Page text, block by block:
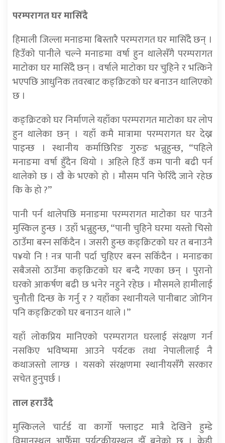
परम्परागत घर मासिँदै
हिमाली जिल्ला मनाङमा बिस्तारै परम्परागत घर मासिँदै छन् ।
हिउँको पानीले चल्ने मनाङमा वर्षा हुन थालेसँगै परम्परागत
माटोका घर मासिँदै छन् । वर्षाले माटोका घर चुहिने र भत्किने
भएपछि आधुनिक तवरबाट कङ्क्रिटको घर बनाउन थालिएको
छ ।
कङ्क्रिटको घर निर्माणले यहाँका परम्परागत माटोका घर लोप
हुन थालेका छन् । यहाँ कमै मात्रामा परम्परागत घर देख्न
पाइन्छ । स्थानीय कर्माछिरिङ गुरुङ भन्नुहुन्छ, “पहिले
मनाङमा वर्षा हुँदैन थियो । अहिले हिउँ कम पानी बढी पर्न
थालेको छ । खै के भएको हो । मौसम पनि फेरिँदै जाने रहेछ
कि के हो ?”
पानी पर्न थालेपछि मनाङमा परम्परागत माटोका घर पाउनै
मुस्किल हुन्छ । उहाँ भन्नुहुन्छ, “पानी चुहिने घरमा यस्तो चिसो
ठाउँमा बस्न सकिँदैन । जसरी हुन्छ कङ्क्रिटको घर त बनाउनै
प¥यो नि ! नत्र पानी पर्दा चुहिएर बस्न सकिँदैन । मनाङका
सबैजसो ठाउँमा कङ्क्रिटको घर बन्दै गएका छन् । पुरानो
घरको आकर्षण बढी छ भनेर नहुने रहेछ । मौसमले हामीलाई
चुनौती दिन्छ के गर्नु र ? यहाँका स्थानीयले पानीबाट जोगिन
पनि कङ्क्रिटको घर बनाउन थाले ।”
यहाँ लोकप्रिय मानिएको परम्परागत घरलाई संरक्षण गर्न
नसकिए भविष्यमा आउने पर्यटक तथा नेपालीलाई नै
कथाजस्तो लाग्छ । यसको संरक्षणमा स्थानीयसँगै सरकार
सचेत हुनुपर्छ ।
ताल हराउँदै
मुस्किलले चार्टर्ड वा कार्गो फ्लाइट मात्रै देखिने हुम्डे